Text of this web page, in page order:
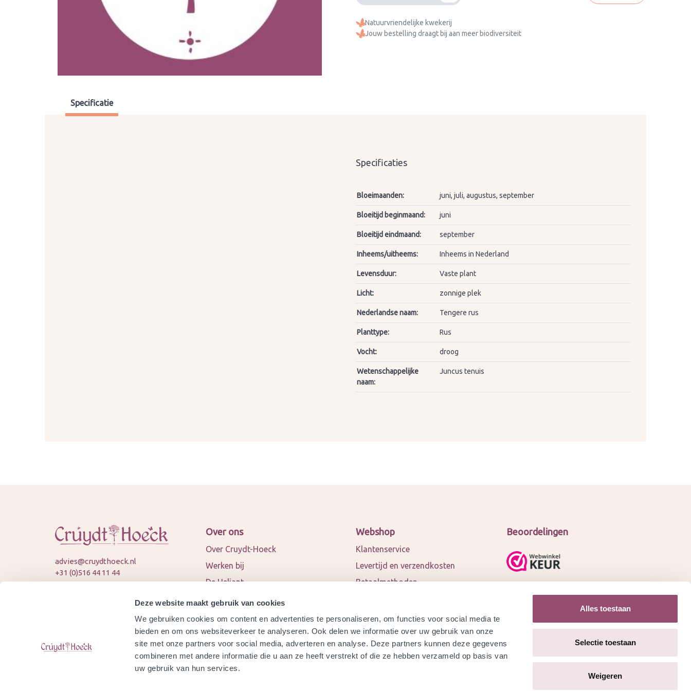
Deze website maakt gebruik van cookies
We gebruiken cookies om content en advertenties te personaliseren, om functies voor social media te
bieden en om ons websiteverkeer te analyseren. Ook delen we informatie over uw gebruik van onze
site met onze partners voor social media, adverteren en analyse. Deze partners kunnen deze gegevens
combineren met andere informatie die u aan ze heeft verstrekt of die ze hebben verzameld op basis van
uw gebruik van hun services.
Alles toestaan
Selectie toestaan
Weigeren
Natuurvriendelijke kwekerij
Jouw bestelling draagt bij aan meer biodiversiteit
Specificatie
Specificaties
Bloeimaanden: juni, juli, augustus, september
Bloeitijd beginmaand: juni
Bloeitijd eindmaand: september
Inheems/uitheems: Inheems in Nederland
Levensduur: Vaste plant
Licht: zonnige plek
Nederlandse naam: Tengere rus
Planttype: Rus
Vocht: droog
Wetenschappelijke
naam:
Juncus tenuis
advies@cruydthoeck.nl
+31 (0)516 44 11 44
Over ons
Over Cruydt-Hoeck
Werken bij
De Heliant
Nieuws en blogs
Contact
Samenwerkingspartners
Agenda
Is Cruydt-Hoeck biologisch
Webshop
Klantenservice
Levertijd en verzendkosten
Betaalmethoden
Privacy policy
Retourneren
Garantie
Beoordelingen